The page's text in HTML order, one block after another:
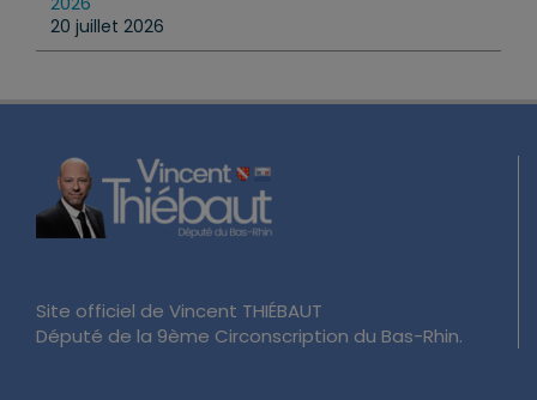
20 juillet 2026
Site officiel de Vincent THIÉBAUT
Député de la 9ème Circonscription du Bas-Rhin.